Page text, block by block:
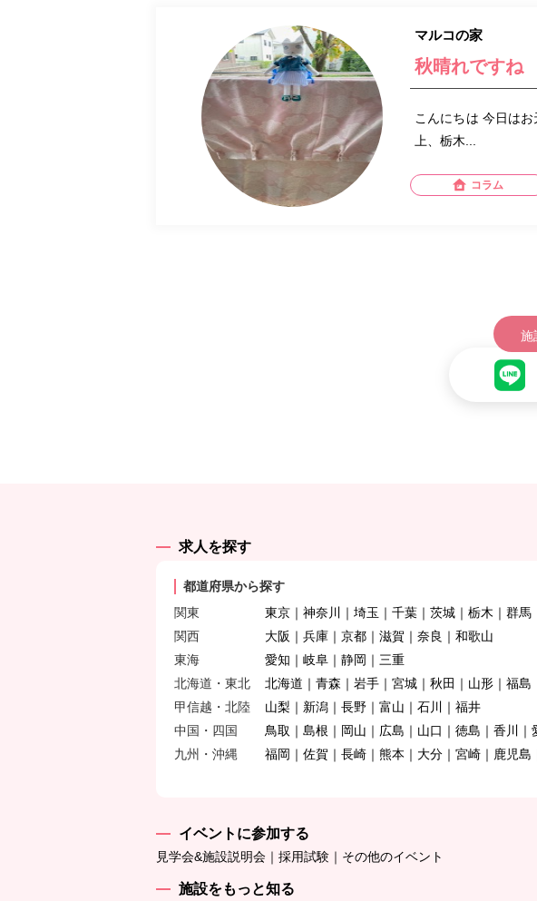
マルコの家
秋晴れですね
こんにちは 今日は
上、栃木...
コラム
施
求人を探す
都道府県から探す
関東
東京 神奈川 埼玉 千葉 茨城 栃木
群馬
関西
大阪 兵庫 京都 滋賀 奈良
和歌山
東海
愛知 岐阜 静岡
三重
北海道・東北
北海道 青森 岩手 宮城 秋田 山形
福島
甲信越・北陸
山梨 新潟 長野 富山 石川
福井
中国・四国
鳥取 島根 岡山 広島 山口 徳島 香川
九州・沖縄
福岡 佐賀 長崎 熊本 大分 宮崎 鹿児島
イベントに参加する
見学会&施設説明会 採用試験 その他のイベント
施設をもっと知る